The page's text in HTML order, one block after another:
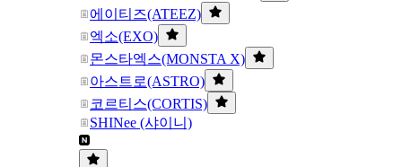
에이티즈(ATEEZ)
엑소(EXO)
몬스타엑스(MONSTA X)
아스트로(ASTRO)
코르티스(CORTIS)
SHINee (샤이니)